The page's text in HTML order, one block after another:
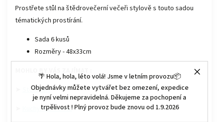
🌴 Hola, hola, léto volá! Jsme v letním provozu📦
Objednávky můžete vytvářet bez omezení, expedice
je nyní velmi nepravidelná. Děkujeme za pochopení a
trpělivost ! Plný provoz bude znovu od 1.9.2026
Prostřete stůl na štědrovečerní večeři stylově s touto sadou
tématických prostírání.
Sada 6 kusů
Rozměry - 48x33cm
MOHLO BY VÁS ZAJÍMAT :
Stolování
Kuchyně a vaření